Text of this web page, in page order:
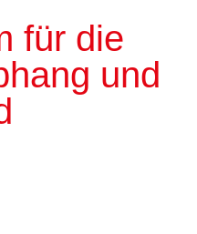
für die
und